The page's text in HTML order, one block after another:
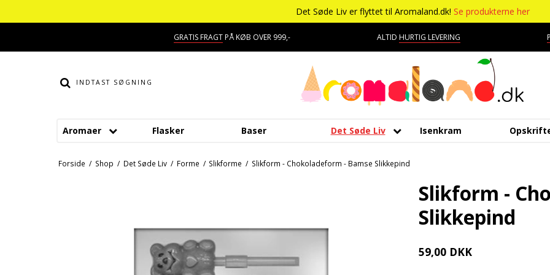
Det Søde Liv er flyttet til Aromaland.dk! Se produkterne her
GRATIS FRAGTPÅ KØB OVER 999,- ALTID HURTIG LEVERING
Aromaer
Kaffe aroma
Kiwi aroma Liquid Architects
Flasker Baser Det Søde Liv
Vaniljestænger
Isenkram
Drikkelse
Fondant
Forside / Shop / Det Søde Liv / Forme / Slikforme / Slikform - Chokoladeform - Bamse Slikkepind
Slikform -
Slikkepind
59,00 DKK